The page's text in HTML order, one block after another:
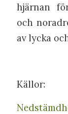
hjärnan
och
av lycka
Källor: